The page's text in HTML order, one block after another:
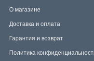
О магазине
Доставка и оплата
Гарантия и возврат
Политика